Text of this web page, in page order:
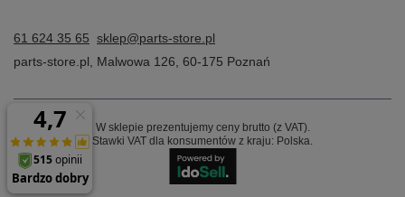
61 624 35 65 sklep@parts-store.pl
parts-store.pl
Malwowa 126 60-175 Poznań
W sklepie prezentujemy ceny brutto (z VAT).
Stawki VAT dla konsumentów z kraju: Polska.